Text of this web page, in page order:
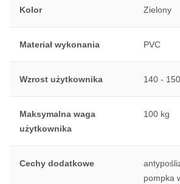
Kolor Zielony
Materiał wykonania PVC
Wzrost użytkownika 140 -
Maksymalna waga
użytkownika
100 kg
Cechy dodatkowe
pompka